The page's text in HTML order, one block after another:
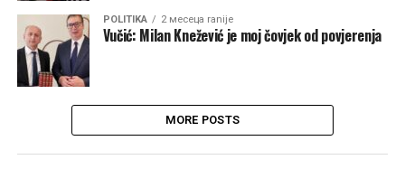
POLITIKA 2 месеца ranije
Vučić: Milan Knežević je moj čovjek od povjerenja
MORE POSTS